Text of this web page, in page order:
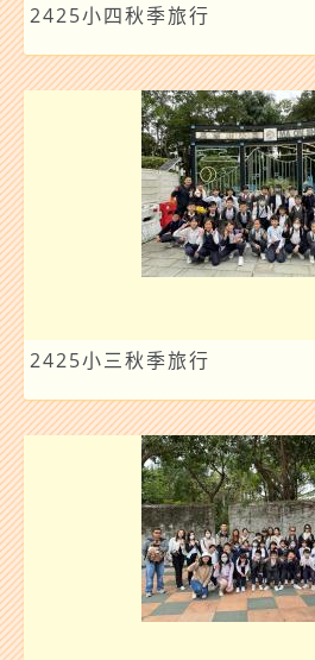
2425小四秋季旅行
2425小三秋季旅行